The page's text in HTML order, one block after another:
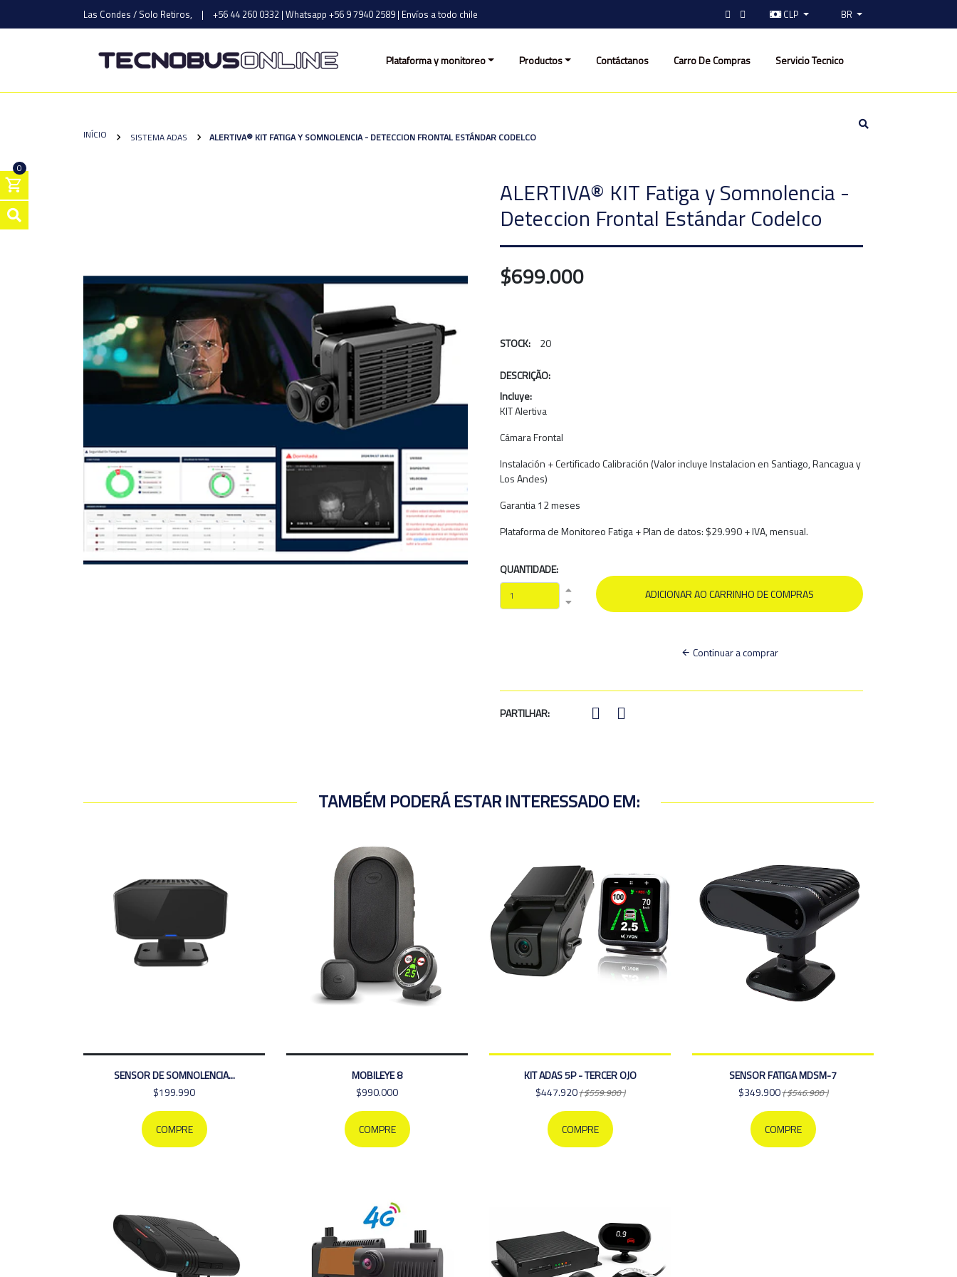
Las Condes / Solo Retiros, | +56 44 260 0332 | Whatsapp +56 9 7940 2589 | Envíos a todo chile CLP BR
Plataforma y monitoreo Productos Contáctanos Carro De Compras Servicio Tecnico
0
INÍCIO SISTEMA ADAS ALERTIVA® KIT FATIGA Y SOMNOLENCIA - DETECCION FRONTAL ESTÁNDAR CODELCO
ALERTIVA® KIT Fatiga y Somnolencia -
Deteccion Frontal Estándar Codelco
$699.000
STOCK: 20
DESCRIÇÃO:
Incluye:
KIT Alertiva
Cámara Frontal
Instalación + Certificado Calibración (Valor incluye Instalacion en Santiago, Rancagua y
Los Andes)
Garantia 12 meses
Plataforma de Monitoreo Fatiga + Plan de datos: $29.990 + IVA, mensual.
QUANTIDADE:
Continuar a comprar
PARTILHAR:
TAMBÉM PODERÁ ESTAR INTERESSADO EM:
SENSOR DE SOMNOLENCIA...
$199.990
COMPRE
MOBILEYE 8
$990.000
COMPRE
KIT ADAS 5P - TERCER OJO
$447.920( $559.900 )
COMPRE
SENSOR FATIGA MDSM-7
$349.900( $546.900 )
COMPRE